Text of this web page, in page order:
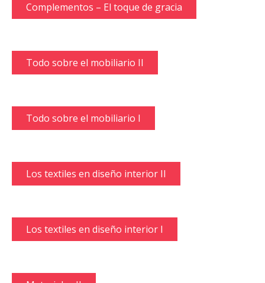
Complementos – El toque de gracia
Todo sobre el mobiliario II
Todo sobre el mobiliario I
Los textiles en diseño interior II
Los textiles en diseño interior I